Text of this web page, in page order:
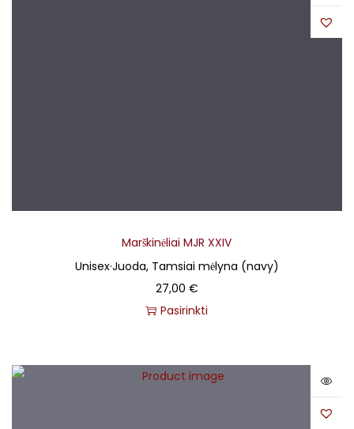
Marškinėliai MJR XXIV
Unisex·Juoda, Tamsiai mėlyna (navy)
27,00 €
Pasirinkti